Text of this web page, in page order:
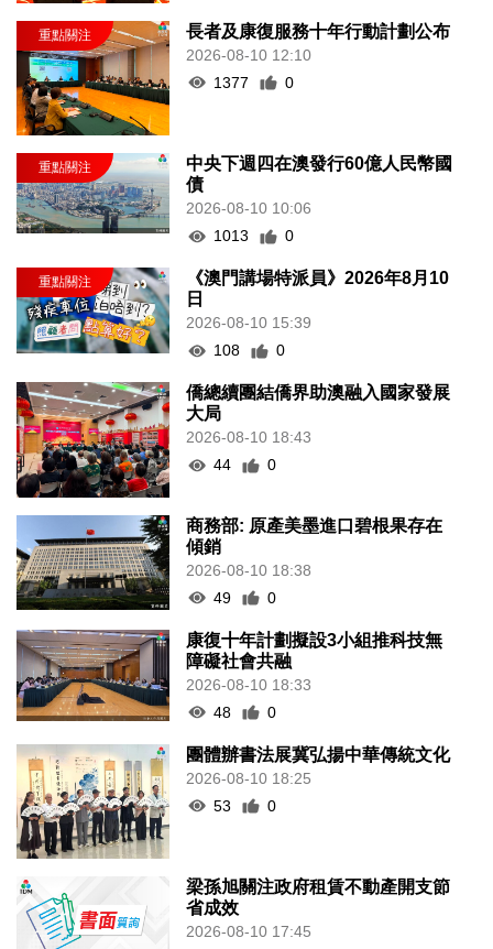
長者及康復服務十年行動計劃公布
2026-08-10 12:10
1377
0
中央下週四在澳發行60億人民幣國
債
2026-08-10 10:06
1013
0
《澳門講場特派員》2026年8月10
日
2026-08-10 15:39
108
0
僑總續團結僑界助澳融入國家發展
大局
2026-08-10 18:43
44
0
商務部: 原產美墨進口碧根果存在
傾銷
2026-08-10 18:38
49
0
康復十年計劃擬設3小組推科技無
障礙社會共融
2026-08-10 18:33
48
0
團體辦書法展冀弘揚中華傳統文化
2026-08-10 18:25
53
0
梁孫旭關注政府租賃不動產開支節
省成效
2026-08-10 17:45